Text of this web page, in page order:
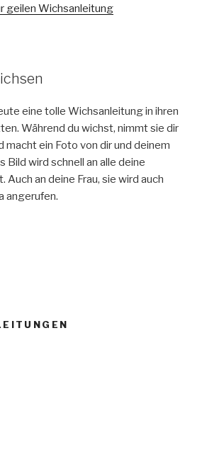
geilen Wichsanleitung
eine tolle Wichsanleitung in ihren
Während du wichst, nimmt sie dir
macht ein Foto von dir und deinem
Bild wird schnell an alle deine
an deine Frau, sie wird auch
angerufen.